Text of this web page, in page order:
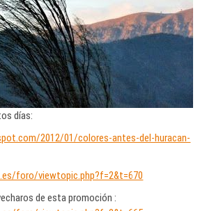
días:
2012/01/colores-antes-del-huracan-
foro/viewtopic.php?f=2&t=670
de esta promoción :